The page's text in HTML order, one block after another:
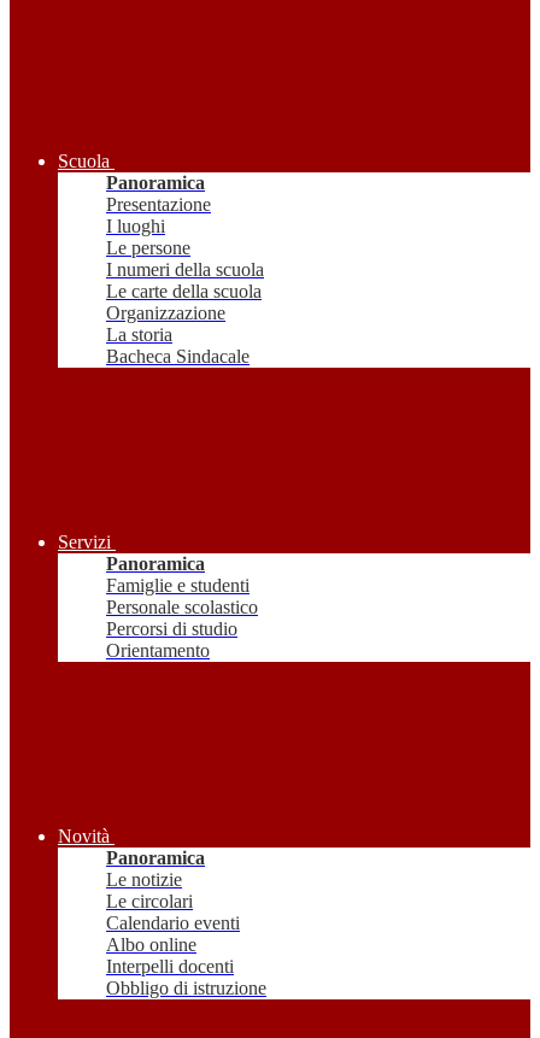
Scuola
Panoramica
Presentazione
I luoghi
Le persone
I numeri della scuola
Le carte della scuola
Organizzazione
La storia
Bacheca Sindacale
Servizi
Panoramica
Famiglie e studenti
Personale scolastico
Percorsi di studio
Orientamento
Novità
Panoramica
Le notizie
Le circolari
Calendario eventi
Albo online
Interpelli docenti
Obbligo di istruzione